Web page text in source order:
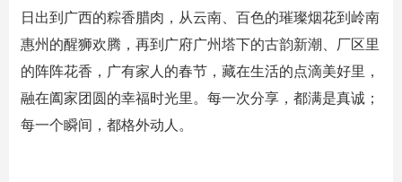
日出到广西的粽香腊肉，从云南、百色的璀璨烟花到岭南
惠州的醒狮欢腾，再到广府广州塔下的古韵新潮、厂区里
的阵阵花香，广有家人的春节，藏在生活的点滴美好里，
融在阖家团圆的幸福时光里。每一次分享，都满是真诚；
每一个瞬间，都格外动人。